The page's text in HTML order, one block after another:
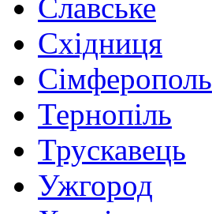
Славське
Східниця
Сімферополь
Тернопіль
Трускавець
Ужгород